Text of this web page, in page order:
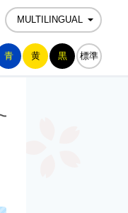
MULTILINGUAL
青 黄 黒 標準